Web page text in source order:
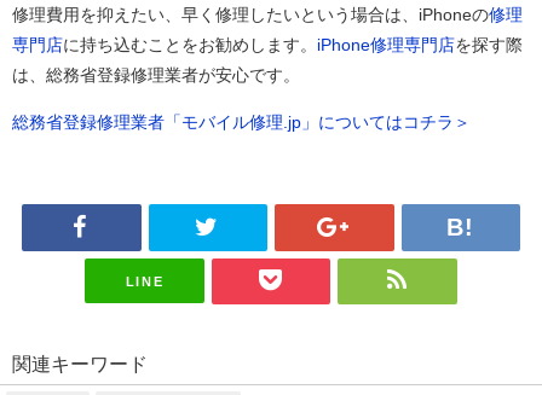
修理費用を抑えたい、早く修理したいという場合は、iPhoneの修理
専門店に持ち込むことをお勧めします。 iPhone修理専門店を探す際
は、総務省登録修理業者が安心です。
総務省登録修理業者「モバイル修理.jp」についてはコチラ＞
LINE
関連キーワード